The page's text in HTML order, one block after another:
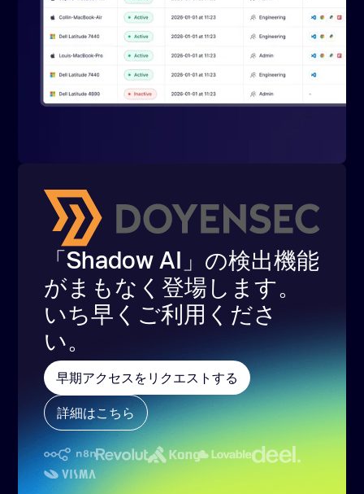
「Shadow AI」の検出機能
がまもなく登場します。
いち早くご利用くださ
い。
早期アクセスをリクエストする
詳細はこちら